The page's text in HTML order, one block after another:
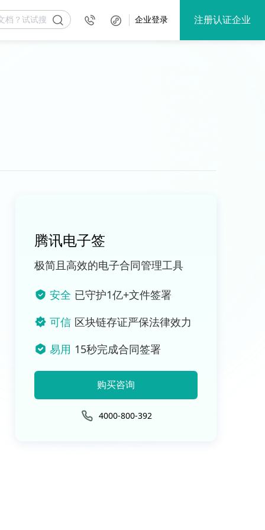
企业登录 注册认证企业
腾讯电子签
极简且高效的电子合同管理工具
安全 已守护1亿+文件签署
可信 区块链存证严保法律效力
易用 15秒完成合同签署
购买咨询
4000-800-392